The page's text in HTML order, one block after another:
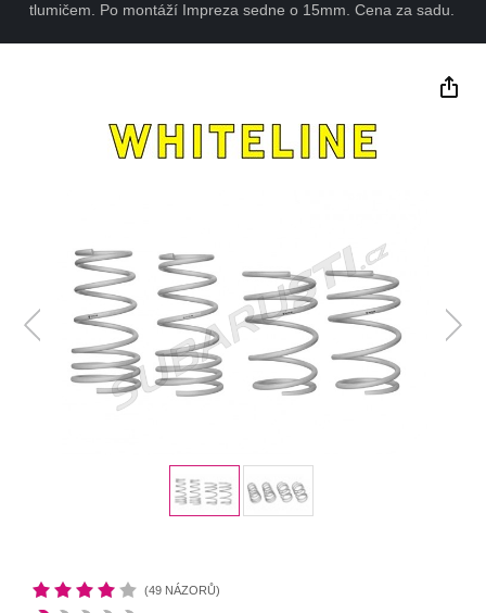
tlumičem. Po montáží Impreza sedne o 15mm. Cena za sadu.
(49 NÁZORŮ)